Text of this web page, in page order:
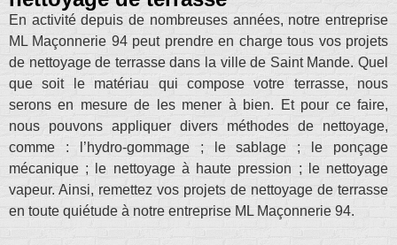
En activité depuis de nombreuses années, notre entreprise
ML Maçonnerie 94 peut prendre en charge tous vos projets
de nettoyage de terrasse dans la ville de Saint Mande. Quel
que soit le matériau qui compose votre terrasse, nous
serons en mesure de les mener à bien. Et pour ce faire,
nous pouvons appliquer divers méthodes de nettoyage,
comme : l’hydro-gommage ; le sablage ; le ponçage
mécanique ; le nettoyage à haute pression ; le nettoyage
vapeur. Ainsi, remettez vos projets de nettoyage de terrasse
en toute quiétude à notre entreprise ML Maçonnerie 94.